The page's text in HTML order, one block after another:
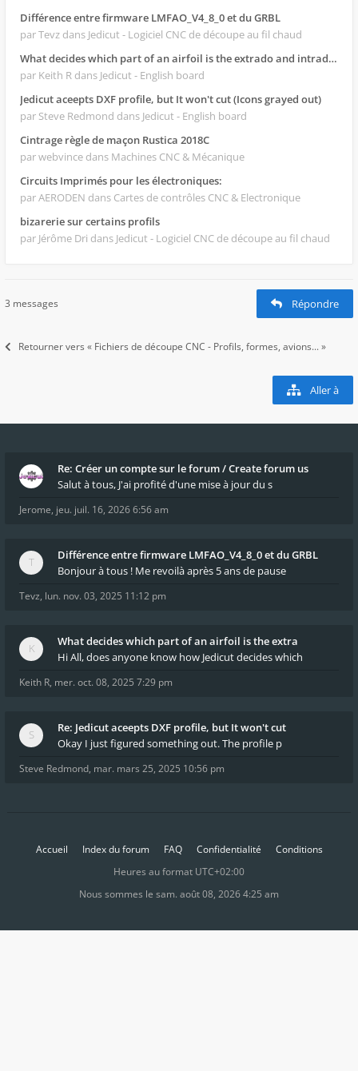
Différence entre firmware LMFAO_V4_8_0 et du GRBL
par Tevz dans Jedicut - Logiciel CNC de découpe au fil chaud
What decides which part of an airfoil is the extrado and intrado?
par Keith R dans Jedicut - English board
Jedicut aceepts DXF profile, but It won't cut (Icons grayed out)
par Steve Redmond dans Jedicut - English board
Cintrage règle de maçon Rustica 2018C
par webvince dans Machines CNC & Mécanique
Circuits Imprimés pour les électroniques:
par AERODEN dans Cartes de contrôles CNC & Electronique
bizarerie sur certains profils
par Jérôme Dri dans Jedicut - Logiciel CNC de découpe au fil chaud
3 messages Répondre
Retourner vers « Fichiers de découpe CNC - Profils, formes, avions... »
Aller à
Re: Créer un compte sur le forum / Create forum us
Salut à tous, J'ai profité d'une mise à jour du s
Jerome, jeu. juil. 16, 2026 6:56 am
Différence entre firmware LMFAO_V4_8_0 et du GRBL
Bonjour à tous ! Me revoilà après 5 ans de pause
Tevz, lun. nov. 03, 2025 11:12 pm
What decides which part of an airfoil is the extra
Hi All, does anyone know how Jedicut decides which
Keith R, mer. oct. 08, 2025 7:29 pm
Re: Jedicut aceepts DXF profile, but It won't cut
Okay I just figured something out. The profile p
Steve Redmond, mar. mars 25, 2025 10:56 pm
Accueil Index du forum FAQ Confidentialité
Conditions
Heures au format UTC+02:00
Nous sommes le sam. août 08, 2026 4:25 am